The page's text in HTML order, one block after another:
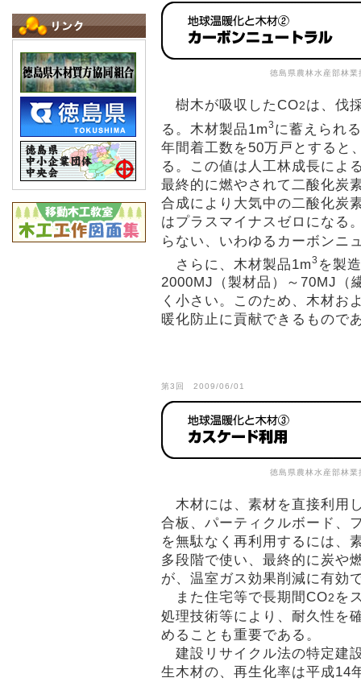
徳島県農林水産部林
樹木が吸収したCO2は、伐
る。木材製品1m3 に蓄えられ
年間着工数を50万戸とすると
る。この値は人工林成長によ
最終的に燃やされて二酸化炭
合成により大気中の二酸化炭
はプラスマイナスゼロになる
らない、いわゆるカーボンニ
さらに、木材製品1m3 を製
2000MJ（製材品）～70MJ（
く小さい。このため、木材お
暖化防止に貢献できるもので
第3回 2009/06/01
徳島県農林水産部林
木材には、素材を直接利用
合板、パーティクルボード、
を無駄なく再利用するには、
多段階で使い、最終的に炭や
が、温室ガス効果削減に有効
また住宅等で長期間CO2 を
処理技術等により、耐久性を
めることも重要である。
建設リサイクル法の特定建
生木材の、再生化率は平成14